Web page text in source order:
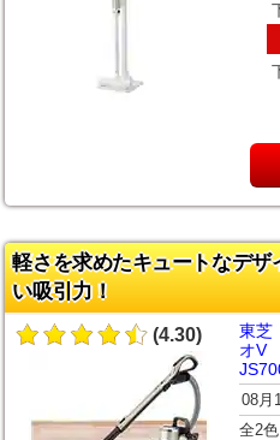
軽さを求めたキュートなデ
い吸引力！
(4.30)
東芝
オV
08月
全2色